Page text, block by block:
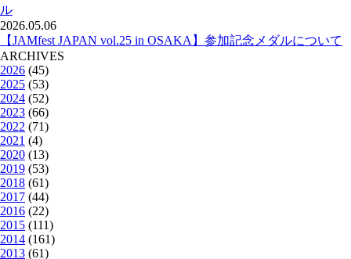
ル
2026.05.06
【JAMfest JAPAN vol.25 in OSAKA】参加記念メダルについて
ARCHIVES
2026 (45)
2025 (53)
2024 (52)
2023 (66)
2022 (71)
2021 (4)
2020 (13)
2019 (53)
2018 (61)
2017 (44)
2016 (22)
2015 (111)
2014 (161)
2013 (61)